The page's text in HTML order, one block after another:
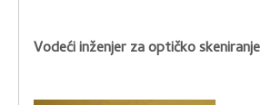
Vodeći inženjer za optičko skeniranje